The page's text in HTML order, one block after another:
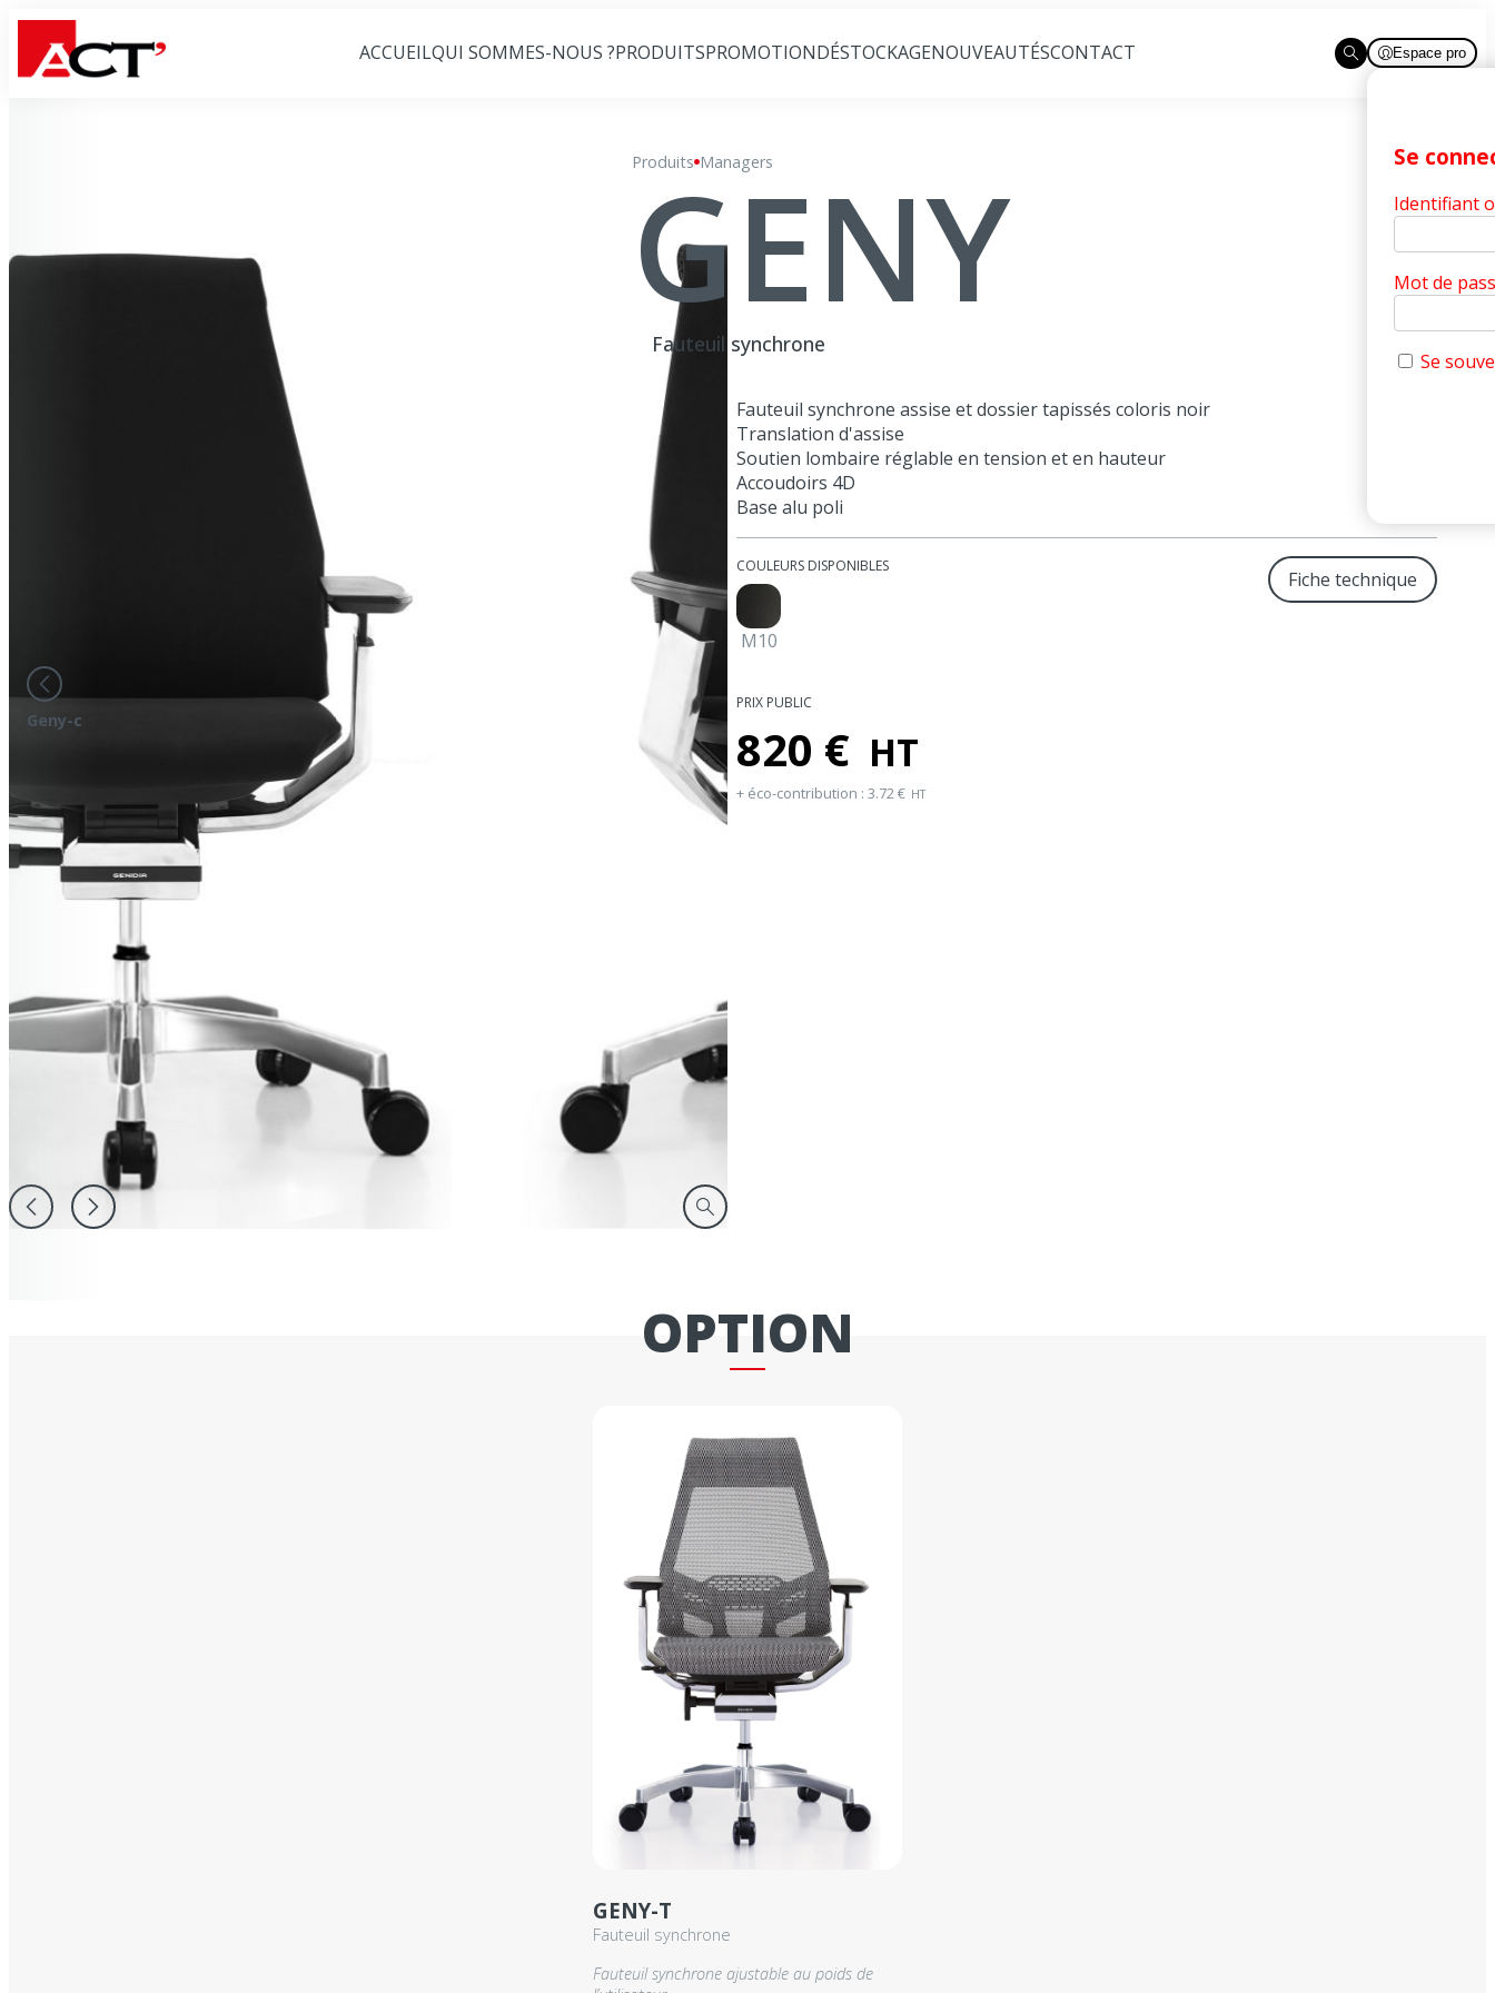
ACCUEILQUI SOMMES-NOUS ?PRODUITSPROMOTIONDÉSTOCKAGENOUVEAUTÉSCONTACT Ouvrir la recherche
Espace pro
Se
Identifiant
Mot de
Se
Produits Managers
Geny
GENY
Fauteuil synchrone
Fauteuil synchrone assise et dossier tapissés coloris noir
Translation d'assise
Soutien lombaire réglable en tension et en hauteur
Accoudoirs 4D
Base alu poli
COULEURS DISPONIBLES
M10
Fiche technique
PRIX PUBLIC
820 € HT
+ éco-contribution : 3.72€ HT
Geny-c
OPTION
GENY-T
Fauteuil synchrone
Fauteuil synchrone ajustable au poids de